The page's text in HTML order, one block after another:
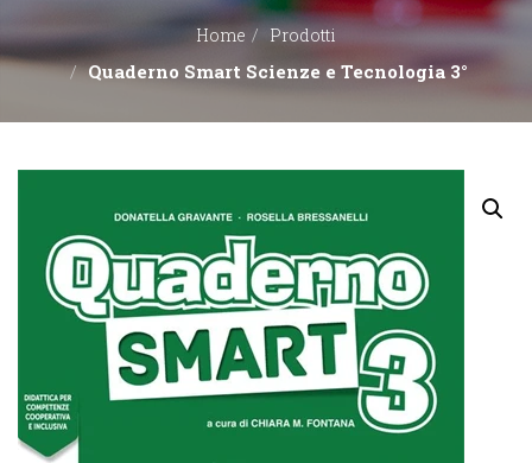
EDITORI
CONTATTACI
Home Prodotti
Quaderno Smart Scienze e Tecnologia 3°